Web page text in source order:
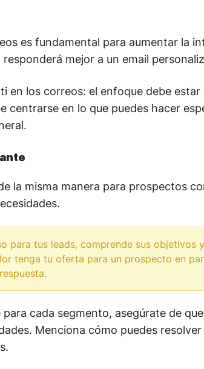
es fundamental para aumentar la
mejor a un email
en los correos: el enfoque debe
centrarse en lo que puedes hacer
la misma manera para prospectos
para tus leads, comprende sus objetivos
tenga tu oferta para un prospecto en
cada segmento, asegúrate de
Menciona cómo puedes